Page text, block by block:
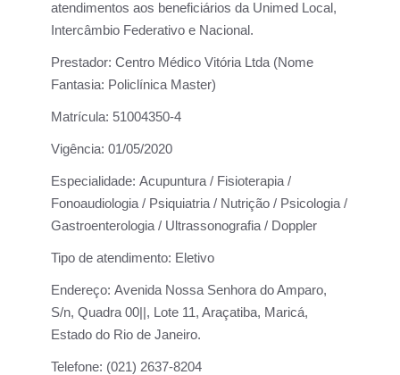
atendimentos aos beneficiários da Unimed Local,
Intercâmbio Federativo e Nacional.
Prestador: Centro Médico Vitória Ltda (Nome
Fantasia: Policlínica Master)
Matrícula: 51004350-4
Vigência: 01/05/2020
Especialidade: Acupuntura / Fisioterapia /
Fonoaudiologia / Psiquiatria / Nutrição / Psicologia /
Gastroenterologia / Ultrassonografia / Doppler
Tipo de atendimento: Eletivo
Endereço: Avenida Nossa Senhora do Amparo,
S/n, Quadra 00||, Lote 11, Araçatiba, Maricá,
Estado do Rio de Janeiro.
Telefone: (021) 2637-8204